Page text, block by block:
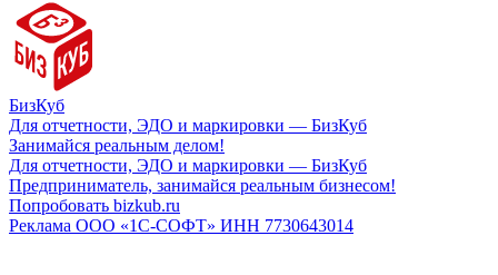
БизКуб
Для отчетности, ЭДО и маркировки — БизКуб
Занимайся реальным делом!
Для отчетности, ЭДО и маркировки — БизКуб
Предприниматель, занимайся реальным бизнесом!
Попробовать bizkub.ru
Реклама ООО «1С-СОФТ» ИНН 7730643014